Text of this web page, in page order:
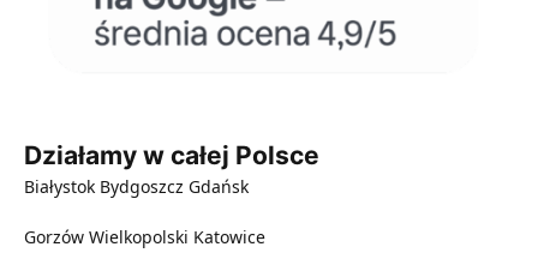
Działamy w całej Polsce
Białystok Bydgoszcz Gdańsk
Gorzów Wielkopolski Katowice